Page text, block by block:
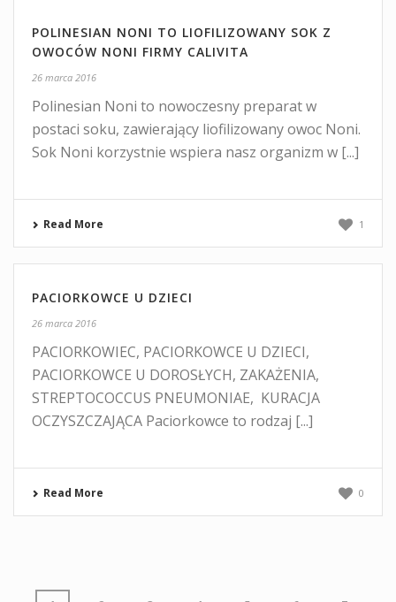
POLINESIAN NONI TO LIOFILIZOWANY SOK Z
OWOCÓW NONI FIRMY CALIVITA
26 marca 2016
Polinesian Noni to nowoczesny preparat w
postaci soku, zawierający liofilizowany owoc Noni.
Sok Noni korzystnie wspiera nasz organizm w [...]
Read More 1
PACIORKOWCE U DZIECI
26 marca 2016
PACIORKOWIEC, PACIORKOWCE U DZIECI,
PACIORKOWCE U DOROSŁYCH, ZAKAŻENIA,
STREPTOCOCCUS PNEUMONIAE, KURACJA
OCZYSZCZAJĄCA Paciorkowce to rodzaj [...]
Read More 0